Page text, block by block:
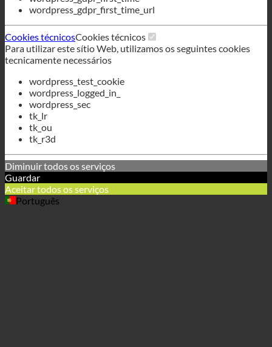
wordpress_gdpr_cookies_declined
wordpress_gdpr_first_time
wordpress_gdpr_first_time_url
Cookies técnicosCookies técnicos
Para utilizar este sítio Web, utilizamos os seguintes cookies
tecnicamente necessários
wordpress_test_cookie
wordpress_logged_in_
wordpress_sec
tk_lr
tk_ou
tk_r3d
Diminuir todos os serviços
Guardar
Aceitar todos os serviços